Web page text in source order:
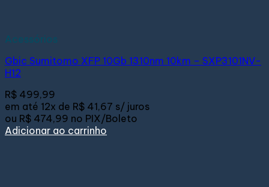
Acessórios
Gbic Sumitomo XFP 10Gb 1310nm 10km – SXP3101NV-
H12
R$ 499,99
em até 12x de R$ 41,67 s/ juros
ou R$ 474,99 no PIX/Boleto
Adicionar ao carrinho